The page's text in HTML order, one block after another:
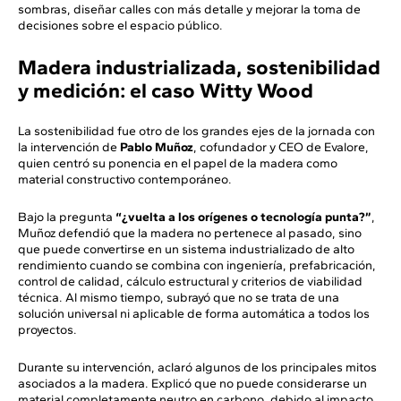
sombras, diseñar calles con más detalle y mejorar la toma de
decisiones sobre el espacio público.
Madera industrializada, sostenibilidad
y medición: el caso Witty Wood
La sostenibilidad fue otro de los grandes ejes de la jornada con
la intervención de Pablo Muñoz, cofundador y CEO de Evalore,
quien centró su ponencia en el papel de la madera como
material constructivo contemporáneo.
Bajo la pregunta “¿vuelta a los orígenes o tecnología punta?”,
Muñoz defendió que la madera no pertenece al pasado, sino
que puede convertirse en un sistema industrializado de alto
rendimiento cuando se combina con ingeniería, prefabricación,
control de calidad, cálculo estructural y criterios de viabilidad
técnica. Al mismo tiempo, subrayó que no se trata de una
solución universal ni aplicable de forma automática a todos los
proyectos.
Durante su intervención, aclaró algunos de los principales mitos
asociados a la madera. Explicó que no puede considerarse un